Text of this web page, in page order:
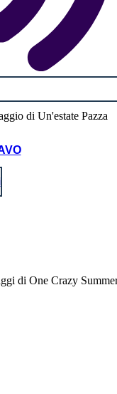
di One Crazy